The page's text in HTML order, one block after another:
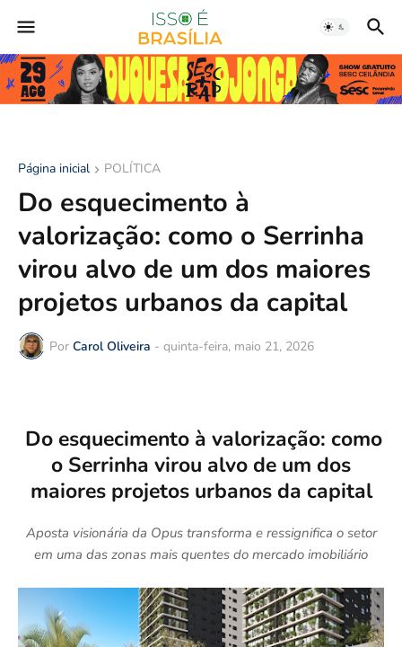
Página inicial POLÍTICA
Do esquecimento à
valorização: como o Serrinha
virou alvo de um dos maiores
projetos urbanos da capital
Por Carol Oliveira - quinta-feira, maio 21, 2026
Do esquecimento à valorização: como
o Serrinha virou alvo de um dos
maiores projetos urbanos da capital
Aposta visionária da Opus transforma e ressignifica o setor
em uma das zonas mais quentes do mercado imobiliário